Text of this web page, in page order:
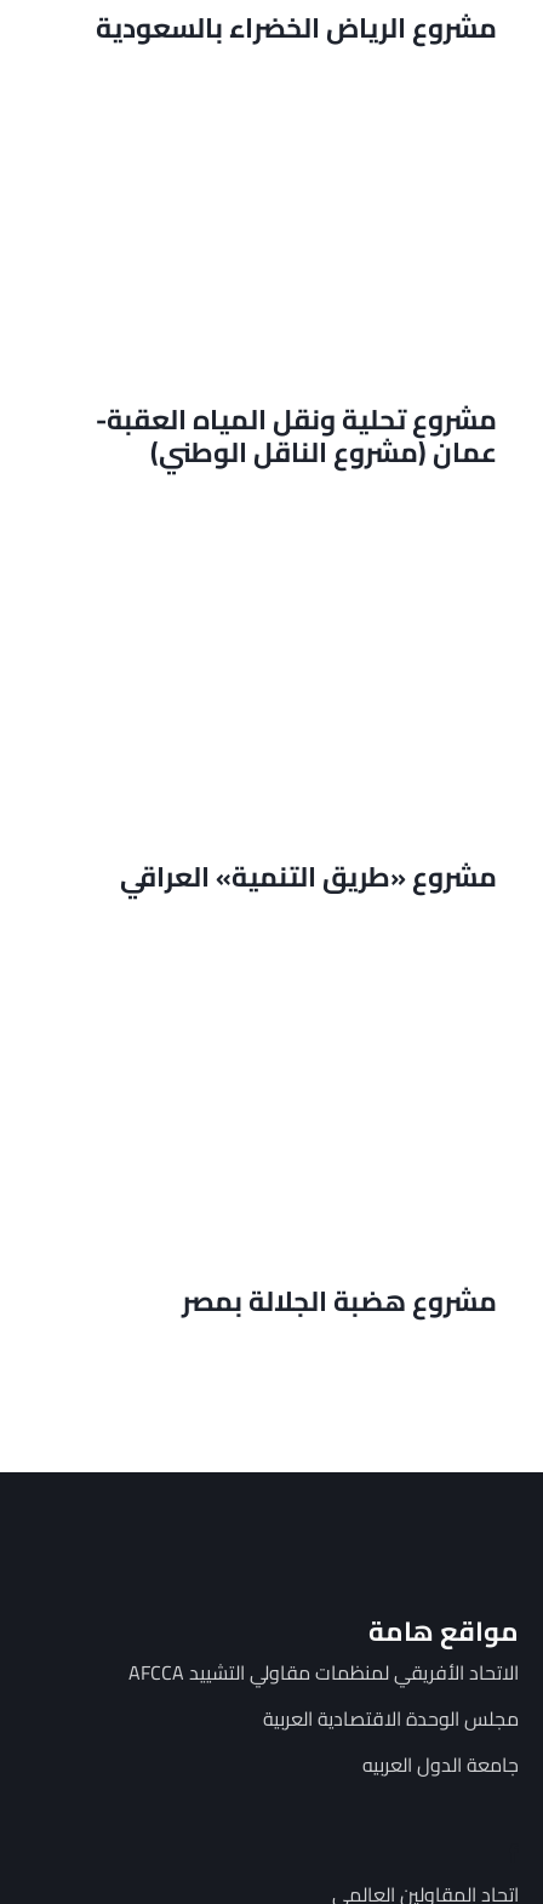
مشروع الرياض الخضراء بالسعودية
مشروع تحلية ونقل المياه العقبة-
عمان (مشروع الناقل الوطني)
مشروع «طريق التنمية» العراقي
مشروع هضبة الجلالة بمصر
مواقع هامة
الاتحاد الأفريقي لمنظمات مقاولي التشييد AFCCA
مجلس الوحدة الاقتصادية العربية
جامعة الدول العربيه
اتحاد المقاولين العالمي